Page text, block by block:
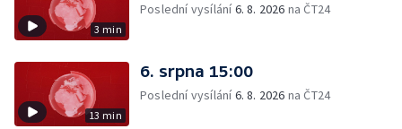
3 min
Poslední vysílání6. 8. 2026 na ČT24
13 min
6. srpna 15:00
Poslední vysílání6. 8. 2026 na ČT24